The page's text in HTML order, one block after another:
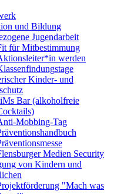
und Bildung
Jugendarbeit
für Mitbestimmung
werden
Kinder- und
Bar (alkoholfreie
Mobbing-Tag
Medien Security
von Kindern und
"Mach was